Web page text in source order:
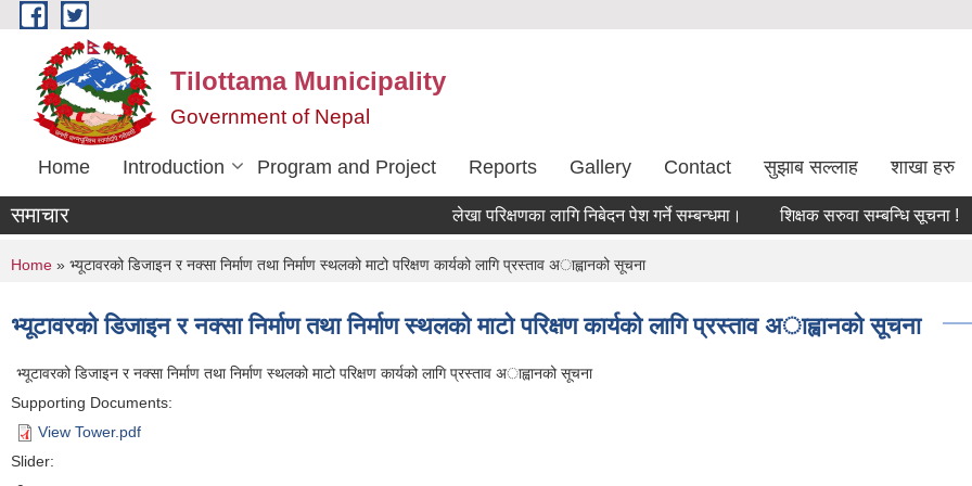
Skip to main content
Tilottama Municipality
Government of Nepal
Home Introduction Program and Project Reports Gallery Contact सुझाब सल्लाह शाखा हरु
समाचार लेखा परिक्षणका लागि निबेदन पेश गर्ने सम्बन्धमा। शिक्षक सरुवा सम्बन्धि सूचना !
You are here
Home » भ्यूटावरको डिजाइन र नक्सा निर्माण तथा निर्माण स्थलको माटो परिक्षण कार्यको लागि प्रस्ताव अाह्वानको सूचना
भ्यूटावरको डिजाइन र नक्सा निर्माण तथा निर्माण स्थलको माटो परिक्षण कार्यको लागि प्रस्ताव अाह्वानको सूचना
भ्यूटावरको डिजाइन र नक्सा निर्माण तथा निर्माण स्थलको माटो परिक्षण कार्यको लागि प्रस्ताव अाह्वानको सूचना
Supporting Documents:
View Tower.pdf
Slider: